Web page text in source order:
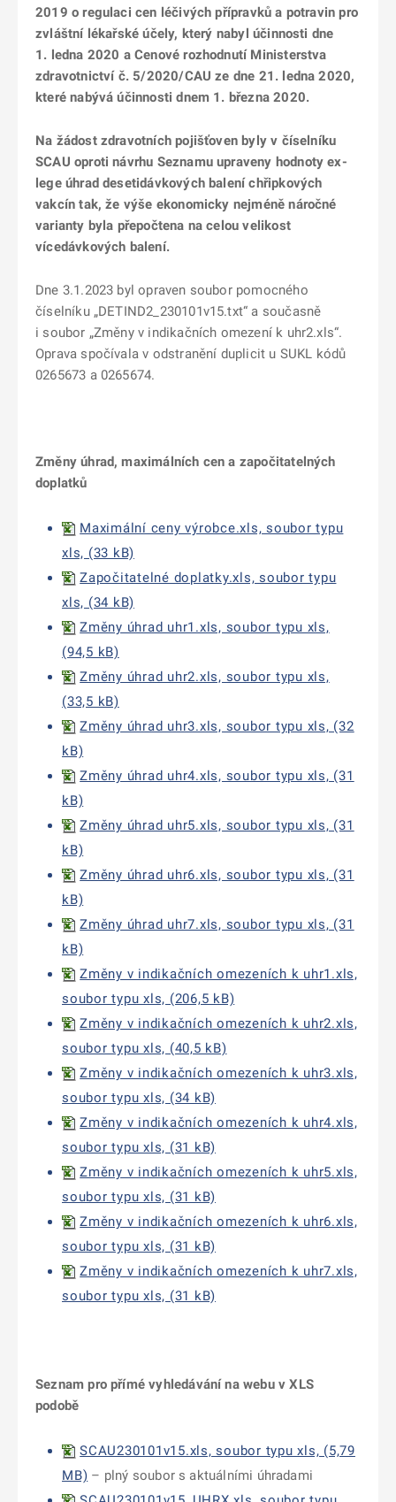
2019 o regulaci cen léčivých přípravků a potravin pro
zvláštní lékařské účely, který nabyl účinnosti dne
1. ledna 2020 a Cenové rozhodnutí Ministerstva
zdravotnictví č. 5/2020/CAU ze dne 21. ledna 2020,
které nabývá účinnosti dnem 1. března 2020.
Na žádost zdravotních pojišťoven byly v číselníku
SCAU oproti návrhu Seznamu upraveny hodnoty ex-
lege úhrad desetidávkových balení chřipkových
vakcín tak, že výše ekonomicky nejméně náročné
varianty byla přepočtena na celou velikost
vícedávkových balení.
Dne 3.1.2023 byl opraven soubor pomocného
číselníku „DETIND2_230101v15.txt“ a současně
i soubor „Změny v indikačních omezení k uhr2.xls“.
Oprava spočívala v odstranění duplicit u SUKL kódů
0265673 a 0265674.
Změny úhrad, maximálních cen a započitatelných
doplatků
Maximální ceny výrobce.xls, soubor typu
xls, (33 kB)
Započitatelné doplatky.xls, soubor typu
xls, (34 kB)
Změny úhrad uhr1.xls, soubor typu xls,
(94,5 kB)
Změny úhrad uhr2.xls, soubor typu xls,
(33,5 kB)
Změny úhrad uhr3.xls, soubor typu xls, (32
kB)
Změny úhrad uhr4.xls, soubor typu xls, (31
kB)
Změny úhrad uhr5.xls, soubor typu xls, (31
kB)
Změny úhrad uhr6.xls, soubor typu xls, (31
kB)
Změny úhrad uhr7.xls, soubor typu xls, (31
kB)
Změny v indikačních omezeních k uhr1.xls,
soubor typu xls, (206,5 kB)
Změny v indikačních omezeních k uhr2.xls,
soubor typu xls, (40,5 kB)
Změny v indikačních omezeních k uhr3.xls,
soubor typu xls, (34 kB)
Změny v indikačních omezeních k uhr4.xls,
soubor typu xls, (31 kB)
Změny v indikačních omezeních k uhr5.xls,
soubor typu xls, (31 kB)
Změny v indikačních omezeních k uhr6.xls,
soubor typu xls, (31 kB)
Změny v indikačních omezeních k uhr7.xls,
soubor typu xls, (31 kB)
Seznam pro přímé vyhledávání na webu v XLS
podobě
SCAU230101v15.xls, soubor typu xls, (5,79
MB) – plný soubor s aktuálními úhradami